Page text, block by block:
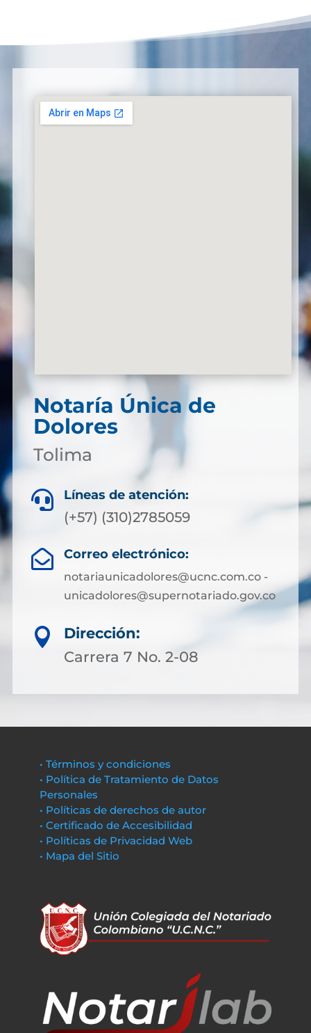
Notaría Única de
Dolores
Tolima
 Líneas de atención:
(+57) (310)2785059
 Correo electrónico:
notariaunicadolores@ucnc.com.co -
unicadolores@supernotariado.gov.co

Dirección:
Carrera 7 No. 2-08
• Términos y condiciones
• Política de Tratamiento de Datos
Personales
• Políticas de derechos de autor
• Certificado de Accesibilidad
• Políticas de Privacidad Web
• Mapa del Sitio